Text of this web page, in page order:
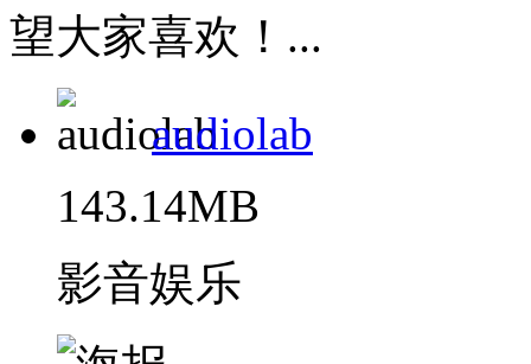
望大家喜欢！...
audiolab
143.14MB
影音娱乐